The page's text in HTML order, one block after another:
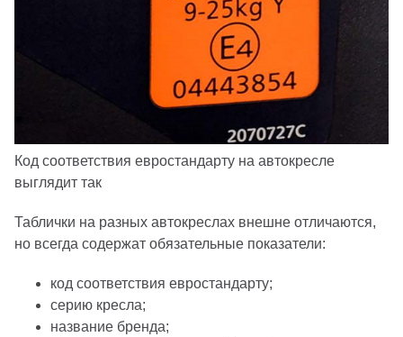
Код соответствия евростандарту на автокресле
выглядит так
Таблички на разных автокреслах внешне отличаются,
но всегда содержат обязательные показатели:
код соответствия евростандарту;
серию кресла;
название бренда;